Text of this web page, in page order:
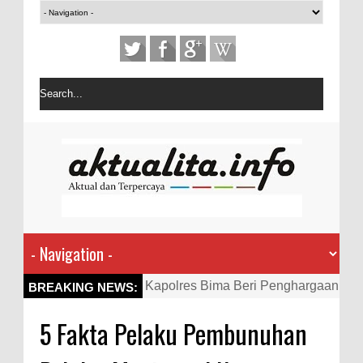
BREAKING NEWS:
Kapolres Bima Beri Penghargaan
Aktif Bantu Polisi Berantas
5 Fakta Pelaku Pembunuhan